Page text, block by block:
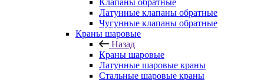
Клапаны обратные
Латунные клапаны обратные
Чугунные клапаны обратные
Краны шаровые
Назад
Краны шаровые
Латунные шаровые краны
Стальные шаровые краны